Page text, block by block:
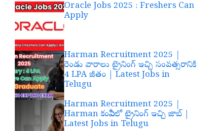
Oracle Jobs 2025 : Freshers Can
Apply
Harman Recruitment 2025 |
రెండు వారాలు ట్రైనింగ్ ఇచ్చి సంవత్సరానికి
4 LPA జీతం | Latest Jobs in
Telugu
Harman Recruitment 2025 |
Harman కంపెనీలో ట్రైనింగ్ ఇచ్చి జాబ్ |
Latest Jobs in Telugu